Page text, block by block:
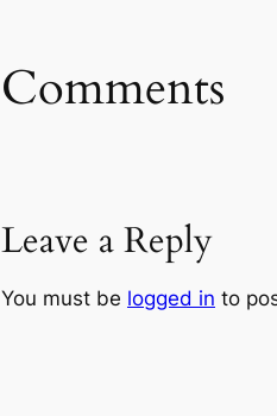
Comments
Leave a Reply
You must be logged in to